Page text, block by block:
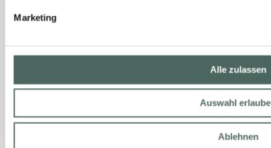
Marketing
Alle zulassen
Auswahl
Ablehnen